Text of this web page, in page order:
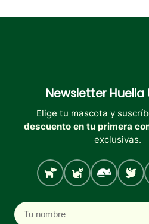
Newsletter Huella
Elige tu mascota y
descuento en tu primera
exclusivas.
Perro Gato Roedores
Aves
Nombre
Correo electrónico